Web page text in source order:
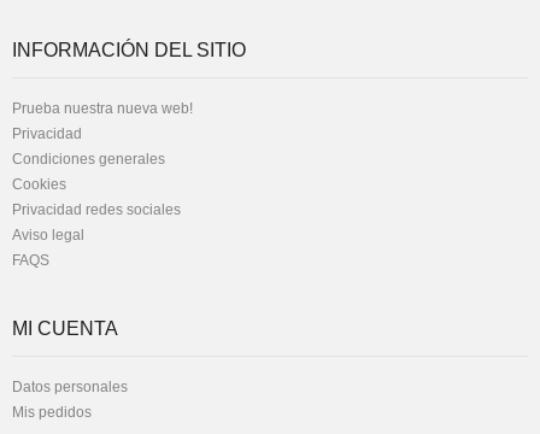
INFORMACIÓN DEL SITIO
Prueba nuestra nueva web!
Privacidad
Condiciones generales
Cookies
Privacidad redes sociales
Aviso legal
FAQS
MI CUENTA
Datos personales
Mis pedidos